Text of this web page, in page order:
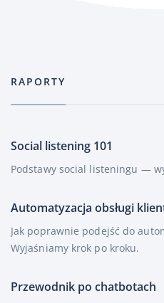
RAPORTY
Social listening 101
Podstawy social listeningu —
Automatyzacja obsługi
Jak poprawnie podejść do
Wyjaśniamy krok po kroku.
Przewodnik po chatbotach